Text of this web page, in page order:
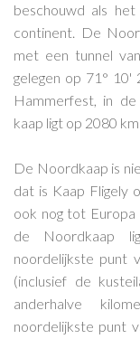
beschouwd als
continent. De
met een tunnel
gelegen op 71°
Hammerfest, in
kaap ligt op 2080
De Noordkaap is
dat is Kaap Fligely
ook nog tot
de Noordkaap
noordelijkste punt
(inclusief de
anderhalve
noordelijkste punt